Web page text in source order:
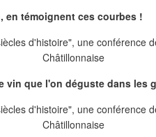
en témoignent ces courbes !
vin que l'on déguste dans les